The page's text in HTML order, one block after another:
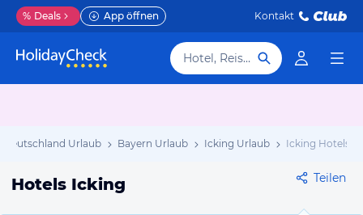
% Deals App öffnen Kontakt
Hotel, Reiseziel
Deutschland Urlaub Bayern Urlaub Icking Urlaub Icking Hotels
Hotels Icking Teilen